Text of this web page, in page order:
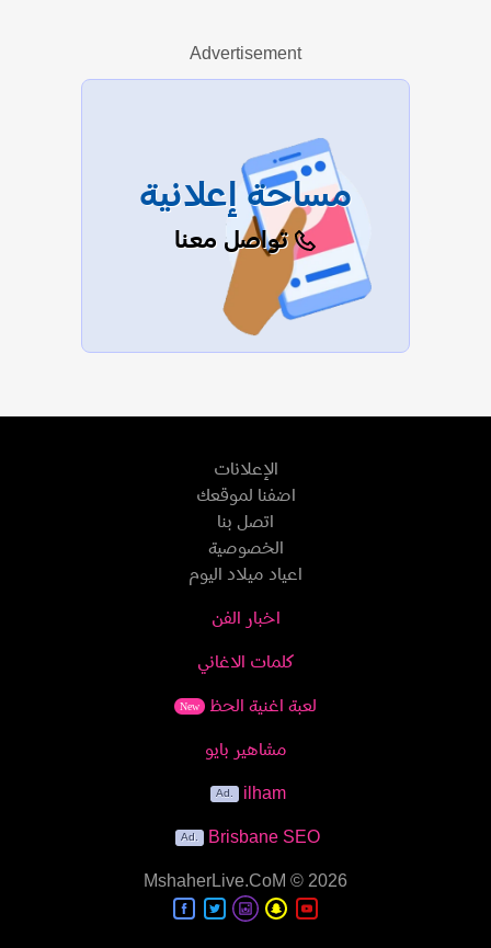
عرض الكل
Advertisement
مساحة إعلانية
تواصل معنا
الإعلانات
اضفنا لموقعك
اتصل بنا
الخصوصية
اعياد ميلاد اليوم
اخبار الفن
كلمات الاغاني
لعبة اغنية الحظ New
مشاهير بايو
ilham
Brisbane SEO
MshaherLive.CoM © 2026